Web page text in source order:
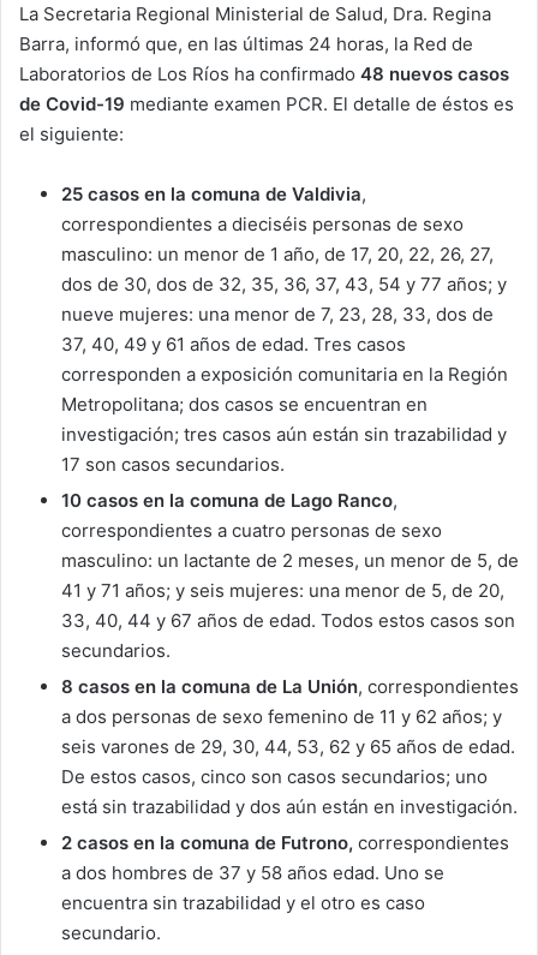
La Secretaria Regional Ministerial de Salud, Dra. Regina
Barra, informó que, en las últimas 24 horas, la Red de
Laboratorios de Los Ríos ha confirmado 48 nuevos casos
de Covid-19 mediante examen PCR. El detalle de éstos es
el siguiente:
25 casos en la comuna de Valdivia,
correspondientes a dieciséis personas de sexo
masculino: un menor de 1 año, de 17, 20, 22, 26, 27,
dos de 30, dos de 32, 35, 36, 37, 43, 54 y 77 años; y
nueve mujeres: una menor de 7, 23, 28, 33, dos de
37, 40, 49 y 61 años de edad. Tres casos
corresponden a exposición comunitaria en la Región
Metropolitana; dos casos se encuentran en
investigación; tres casos aún están sin trazabilidad y
17 son casos secundarios.
10 casos en la comuna de Lago Ranco,
correspondientes a cuatro personas de sexo
masculino: un lactante de 2 meses, un menor de 5, de
41 y 71 años; y seis mujeres: una menor de 5, de 20,
33, 40, 44 y 67 años de edad. Todos estos casos son
secundarios.
8 casos en la comuna de La Unión, correspondientes
a dos personas de sexo femenino de 11 y 62 años; y
seis varones de 29, 30, 44, 53, 62 y 65 años de edad.
De estos casos, cinco son casos secundarios; uno
está sin trazabilidad y dos aún están en investigación.
2 casos en la comuna de Futrono, correspondientes
a dos hombres de 37 y 58 años edad. Uno se
encuentra sin trazabilidad y el otro es caso
secundario.